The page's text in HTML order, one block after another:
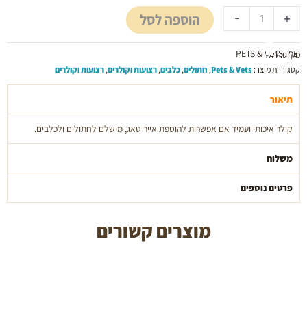
-
מקום
לאייר
צבע
תכלת
מידה
pets
and
vets
+ הוספה לסל
יצרן: PETS & VETS
מק"ט:ללא
קטגוריות מוצר:Pets & Vets
, חתולים,כלבים,רצועות וקולרים,רצועות וקולרים
תיאור
קולר איכותי ועמיד אם אפשרות להוספת אייר טאג, מושלם לחתולים ולכלבים.
משלוח
פרטים נוספים
מוצרים קשורים